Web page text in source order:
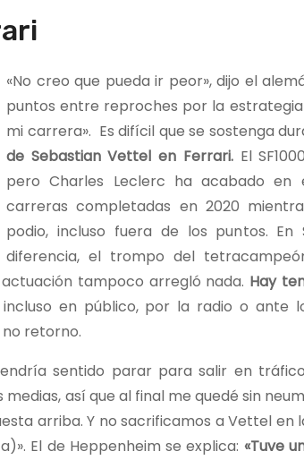
«No creo que pueda ir peor», dijo el
puntos entre reproches por la
mi carrera». Es difícil que se sostenga
de Sebastian Vettel en Ferrari.El
pero Charles Leclerc ha acabado
carreras completadas en 2020
podio, incluso fuera de los puntos. En
diferencia, el trompo del
tampoco arregló nada. Hay
en público, por la radio o ante
retorno.
sentido parar para salir en
así que al final me quedé sin
arriba. Y no sacrificamos a Vettel
El de Heppenheim se explica: «Tuve